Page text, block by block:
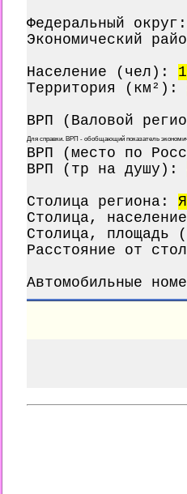
Федеральный округ:
Экономический
Население (чел):
Территория (км²):
ВРП (Валовой
Для справки. ВРП - обобщающий показатель
ВРП (место по
ВРП (тр на душу):
Столица региона:
Столица,
Столица, площадь
Расстояние от
Автомобильные